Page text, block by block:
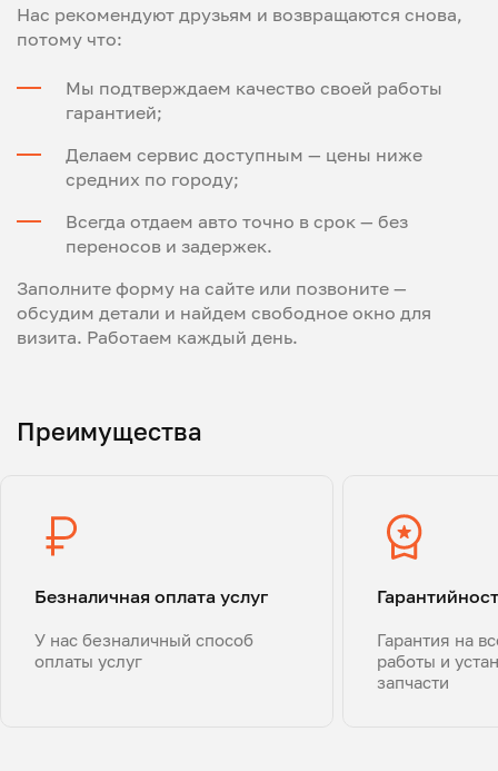
Нас рекомендуют друзьям и возвращаются снова,
потому что:
Мы подтверждаем качество своей работы
гарантией;
Делаем сервис доступным — цены ниже
средних по городу;
Всегда отдаем авто точно в срок — без
переносов и задержек.
Заполните форму на сайте или позвоните —
обсудим детали и найдем свободное окно для
визита. Работаем каждый день.
Преимущества
Безналичная оплата услуг
У нас безналичный способ
оплаты услуг
Гарантия на
работы и
запчасти